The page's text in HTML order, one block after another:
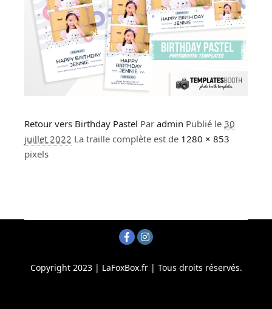
Retour vers Birthday Pastel Par admin Publié le 30
juillet 2022 La traille complète est de 1280 × 853
pixels
Copyright 2023 | LaFoxBox.fr | Tous droits réservés.